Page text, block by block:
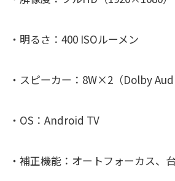
・明るさ：400 ISOルーメン
・スピーカー：8W×2（Dolby
・OS：Android TV
・補正機能：オートフォーカス、